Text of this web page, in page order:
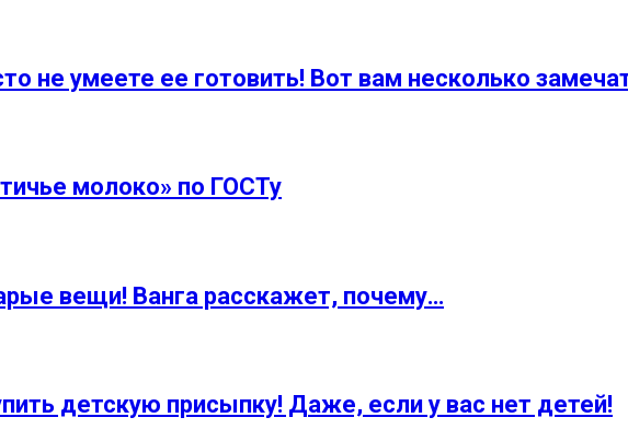
не умеете ее готовить! Вот вам несколько
молоко» по ГОСТу
вещи! Ванга расскажет, почему…
детскую присыпку! Даже, если у вас нет детей!